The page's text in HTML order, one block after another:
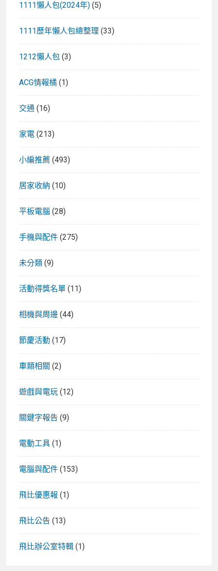
1111懶人包(2024年) (5)
1111歷年懶人包總整理 (33)
1212懶人包 (3)
ACG情報橘 (1)
交通 (16)
家電 (213)
小編推薦 (493)
居家收納 (10)
平板電腦 (28)
手機與配件 (275)
未分類 (9)
活動得獎名單 (11)
相機與周邊 (44)
節慶活動 (17)
車類相關 (2)
遊戲與電玩 (12)
關鍵字報告 (9)
電動工具 (1)
電腦與配件 (153)
飛比優惠報 (1)
飛比公告 (13)
飛比辦公室特輯 (1)